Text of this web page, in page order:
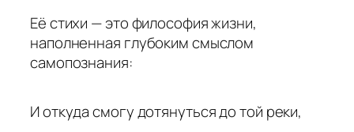
Её стихи — это философия жизни,
наполненная глубоким смыслом
самопознания:
И откуда смогу дотянуться до той реки,